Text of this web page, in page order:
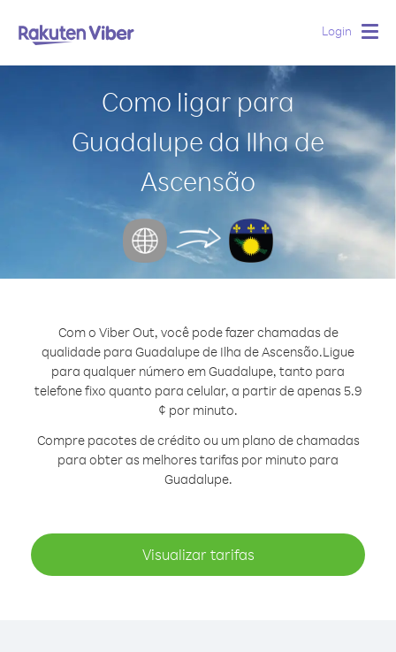
Login
Como ligar para
Guadalupe da Ilha de
Ascensão
Com o Viber Out, você pode fazer chamadas de
qualidade para Guadalupe de Ilha de Ascensão.Ligue
para qualquer número em Guadalupe, tanto para
telefone fixo quanto para celular, a partir de apenas 5.9
¢ por minuto.
Compre pacotes de crédito ou um plano de chamadas
para obter as melhores tarifas por minuto para
Guadalupe.
Visualizar tarifas